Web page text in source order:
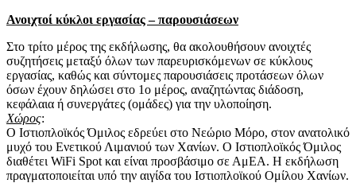
Ανοιχτοί κύκλοι εργασίας – παρουσιάσεων
Στο τρίτο μέρος της εκδήλωσης, θα ακολουθήσουν ανοιχτές
συζητήσεις μεταξύ όλων των παρευρισκόμενων σε κύκλους
εργασίας, καθώς και σύντομες παρουσιάσεις προτάσεων όλων
όσων έχουν δηλώσει στο 1ο μέρος, αναζητώντας διάδοση,
κεφάλαια ή συνεργάτες (ομάδες) για την υλοποίηση.
Χώρος:
Ο Ιστιοπλοϊκός Όμιλος εδρεύει στο Νεώριο Μόρο, στον ανατολικό
μυχό του Ενετικού Λιμανιού των Χανίων. O Ιστιοπλοϊκός Όμιλος
διαθέτει WiFi Spot και είναι προσβάσιμο σε ΑμΕΑ. Η εκδήλωση
πραγματοποιείται υπό την αιγίδα του Ιστιοπλοϊκού Ομίλου Χανίων.